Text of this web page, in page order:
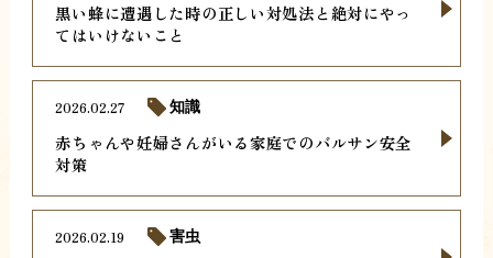
黒い蜂に遭遇した時の正しい対処法と絶対にやっ
てはいけないこと
赤ちゃんや妊婦さんがいる家庭でのバルサン安全
対策
2026.02.27 知識
2026.02.19 害虫